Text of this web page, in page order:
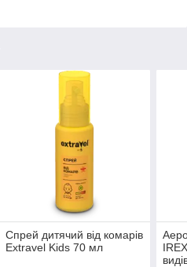
Спрей дитячий від комарів
Extravel Kids 70 мл